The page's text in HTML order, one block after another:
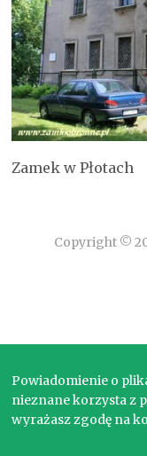
Zamek w Płotach
Copyright ©
Powiadomienie o
nieznane korzysta z
wyrażasz zgodę na